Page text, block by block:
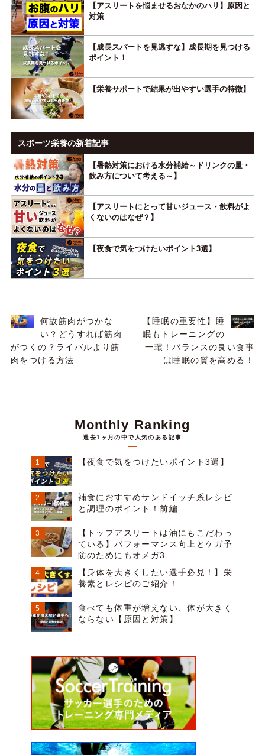
【アスリートを悩ませるおなかのハリ】原因と
対策
【成長スパートを見逃すな】成長期を見つける
ポイント！
【栄養サポートで結果が出やすい選手の特徴】
スポーツ栄養の新着記事
【暑熱対策における水分補給～ドリンクの量・
飲み方について考える～】
【アスリートにとって甘いジュース・飲料がよ
くないのはなぜ？】
【夜食で気をつけたいポイント3選】
何故筋肉がつかな
い？どうすれば筋肉
がつくの？ライバルより筋
肉をつける方法
【睡眠の重要性】睡
眠もトレーニングの
一環！バランスの良い食事
は睡眠の質を高める！
Monthly Ranking
過去1ヶ月の中で人気のある記事
【夜食で気をつけたいポイント3選】
補食におすすめサンドイッチ系レシピ
と調理のポイント！前編
【トップアスリートは油にもこだわっ
ている】パフォーマンス向上とケガ予
防のためにもオメガ3
【身体を大きくしたい選手必見！】栄
養素とレシピのご紹介！
食べても体重が増えない、体が大きく
ならない【原因と対策】